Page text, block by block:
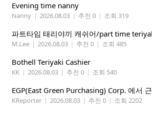
Evening time nanny
Nanny | 2026.08.03 | 추천 0 | 조회 319
파트타임 태리야끼 캐쉬어/part time
M.Lee | 2026.08.03 | 추천 0 | 조회 485
Bothell Teriyaki Cashier
KK | 2026.08.03 | 추천 0 | 조회 540
KReporter | 2026.08.03 | 추천 0 | 조회 2202